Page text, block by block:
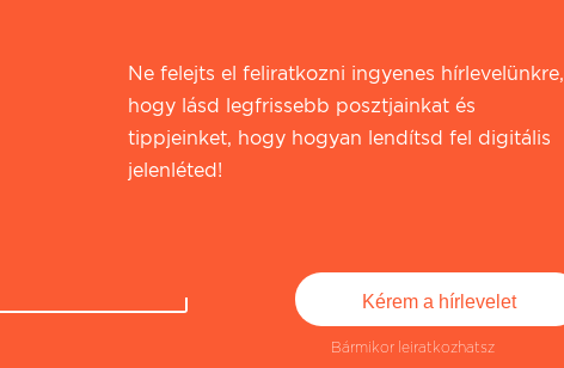
Ne felejts el feliratkozni ingyenes hírlevelünkre,
hogy lásd legfrissebb posztjainkat és
tippjeinket, hogy hogyan lendítsd fel digitális
jelenléted!
Bármikor leiratkozhatsz